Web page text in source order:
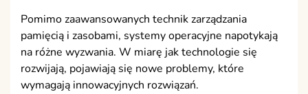
Pomimo zaawansowanych technik zarządzania
pamięcią i zasobami, systemy operacyjne napotykają
na różne wyzwania. W miarę jak technologie się
rozwijają, pojawiają się nowe problemy, które
wymagają innowacyjnych rozwiązań.